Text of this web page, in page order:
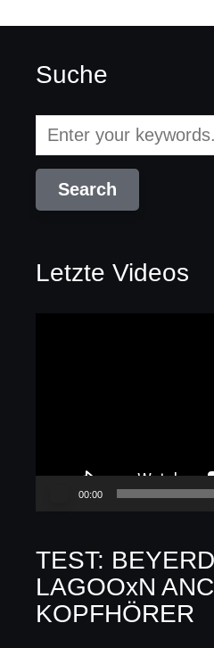
Suche
Letzte Videos
00:00
TEST:
LAGOOxN
KOPFHÖRER